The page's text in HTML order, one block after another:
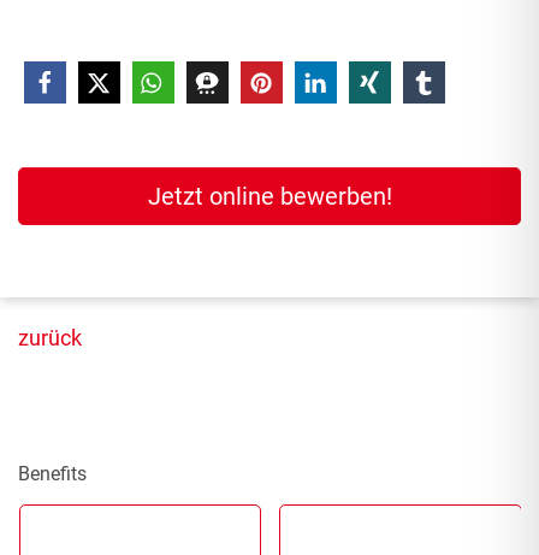
Jetzt online bewerben!
zurück
Benefits